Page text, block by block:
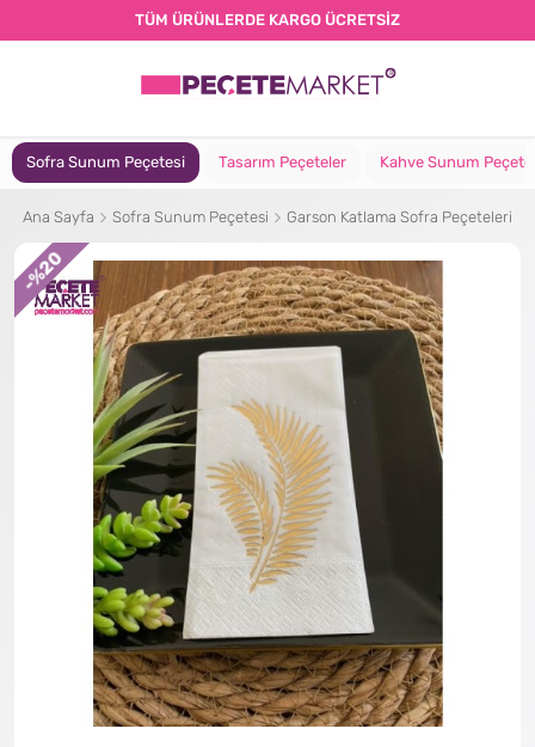
TÜM ÜRÜNLERDE KARGO ÜCRETSİZ
Sofra Sunum Peçetesi Tasarım Peçeteler Kahve Sunum
Ana Sayfa Sofra Sunum Peçetesi Garson Katlama Sofra Peçeteleri
-
%20